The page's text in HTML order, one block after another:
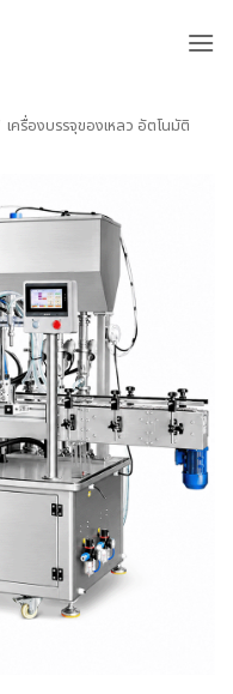
เครื่องบรรจุของเหลว อัตโนมัติ